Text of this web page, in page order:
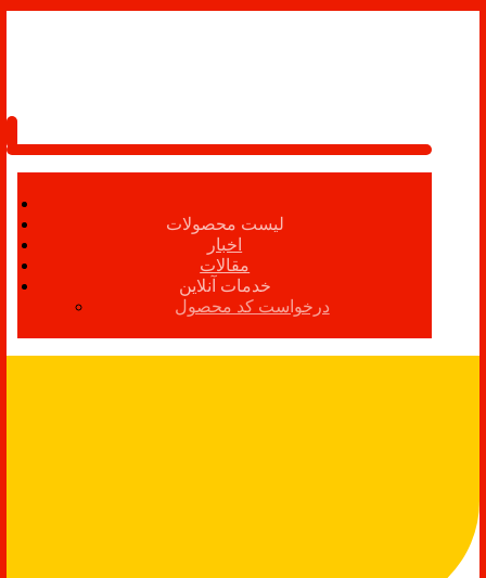
لیست محصولات
اخبار
مقالات
خدمات آنلاین
درخواست کد محصول